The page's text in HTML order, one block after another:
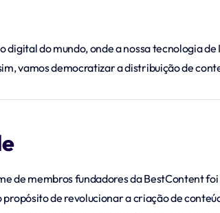
do mundo, onde a nossa tecnologia
vamos democratizar a distribuição de
de membros fundadores da BestContent
de revolucionar a criação de